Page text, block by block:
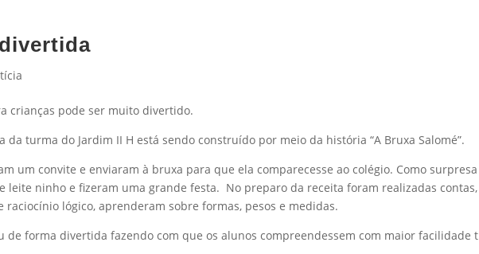
crianças pode ser muito divertido.
da turma do Jardim II H está sendo construído por meio da história “A Bruxa Salomé”.
um convite e enviaram à bruxa para que ela comparecesse ao colégio. Como surpresa
leite ninho e fizeram uma grande festa. No preparo da receita foram realizadas contas,
raciocínio lógico, aprenderam sobre formas, pesos e medidas.
de forma divertida fazendo com que os alunos compreendessem com maior facilidade